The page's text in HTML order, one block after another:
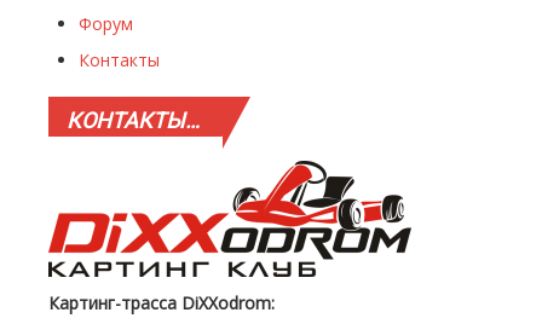
Форум
Контакты
КОНТАКТЫ…
Картинг-трасса DiXXodrom: